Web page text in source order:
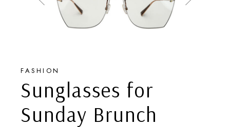
FASHION
Sunglasses for
Sunday Brunch